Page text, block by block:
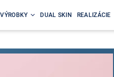
VÝROBKY DUAL SKIN REALIZÁCIE